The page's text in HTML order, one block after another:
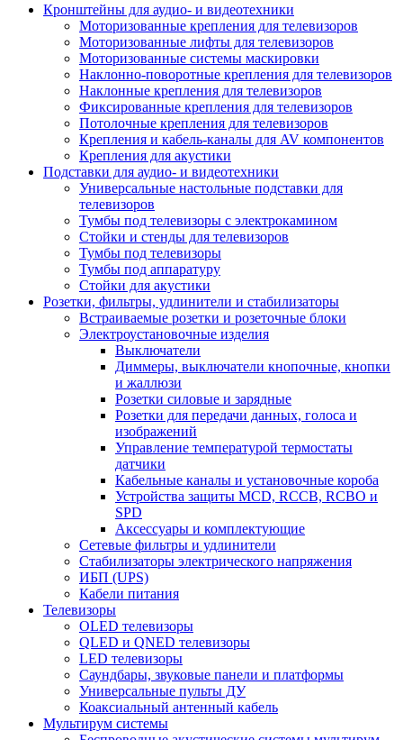
Кронштейны для аудио- и видеотехники
Моторизованные крепления для телевизоров
Моторизованные лифты для телевизоров
Моторизованные системы маскировки
Наклонно-поворотные крепления для телевизоров
Наклонные крепления для телевизоров
Фиксированные крепления для телевизоров
Потолочные крепления для телевизоров
Крепления и кабель-каналы для AV компонентов
Крепления для акустики
Подставки для аудио- и видеотехники
Универсальные настольные подставки для
телевизоров
Тумбы под телевизоры с электрокамином
Стойки и стенды для телевизоров
Тумбы под телевизоры
Тумбы под аппаратуру
Стойки для акустики
Розетки, фильтры, удлинители и стабилизаторы
Встраиваемые розетки и розеточные блоки
Электроустановочные изделия
Выключатели
Диммеры, выключатели кнопочные, кнопки
и жаллюзи
Розетки силовые и зарядные
Розетки для передачи данных, голоса и
изображений
Управление температурой термостаты
датчики
Кабельные каналы и установочные короба
Устройства защиты MCD, RCCB, RCBO и
SPD
Аксессуары и комплектующие
Сетевые фильтры и удлинители
Стабилизаторы электрического напряжения
ИБП (UPS)
Кабели питания
Телевизоры
OLED телевизоры
QLED и QNED телевизоры
LED телевизоры
Саундбары, звуковые панели и платформы
Универсальные пульты ДУ
Коаксиальный антенный кабель
Мультирум системы